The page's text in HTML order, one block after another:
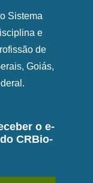
Sistema
e
de
Goiás,
o e-
CRBio-